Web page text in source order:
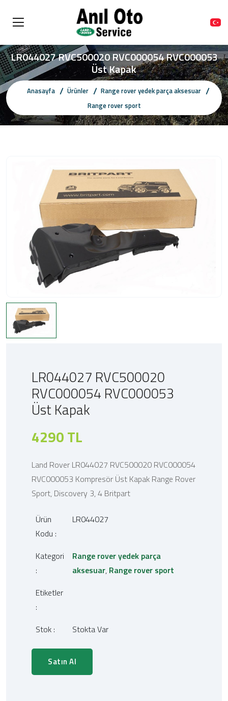
LR044027 RVC500020 RVC000054 RVC000053
Üst Kapak
Anasayfa Ürünler
Range rover yedek parça aksesuar
Range rover sport
LR044027 RVC500020
RVC000054 RVC000053
Üst Kapak
4290 TL
Land Rover LR044027 RVC500020 RVC000054
RVC000053 Kompresör Üst Kapak Range Rover
Sport, Discovery 3, 4 Britpart
Ürün
Kodu :
LR044027
Kategori
:
Range rover yedek parça
aksesuar, Range rover sport
Etiketler
:
Stok :
Stokta Var
Satın Al